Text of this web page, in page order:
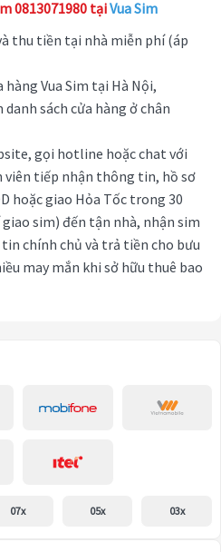
0813071980 tạiVua Sim
thu tiền tại nhà miễn phí (áp
hàng Vua Sim tại Hà Nội,
sách cửa hàng ở chân
gọi hotline hoặc chat với
viên tiếp nhận thông tin, hồ sơ
hoặc giao Hỏa Tốc trong 30
sim) đến tận nhà, nhận sim
chính chủ và trả tiền cho bưu
may mắn khi sở hữu thuê bao
07x 05x 03x